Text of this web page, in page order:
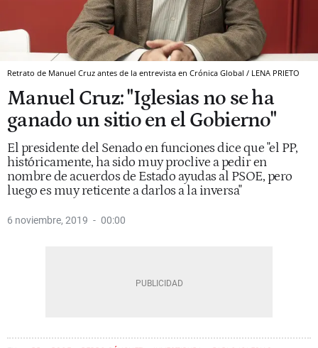
Retrato de Manuel Cruz antes de la entrevista en Crónica Global / LENA PRIETO
Manuel Cruz: "Iglesias no se ha
ganado un sitio en el Gobierno"
El presidente del Senado en funciones dice que "el PP,
históricamente, ha sido muy proclive a pedir en
nombre de acuerdos de Estado ayudas al PSOE, pero
luego es muy reticente a darlos a la inversa"
6 noviembre, 2019 00:00